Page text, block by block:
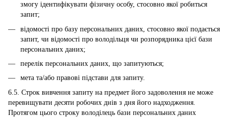
змогу ідентифікувати фізичну особу, стосовно якої робиться
запит;
відомості про базу персональних даних, стосовно якої подається
запит, чи відомості про володільця чи розпорядника цієї бази
персональних даних;
перелік персональних даних, що запитуються;
мета та/або правові підстави для запиту.
6.5. Строк вивчення запиту на предмет його задоволення не може
перевищувати десяти робочих днів з дня його надходження.
Протягом цього строку володілець бази персональних даних